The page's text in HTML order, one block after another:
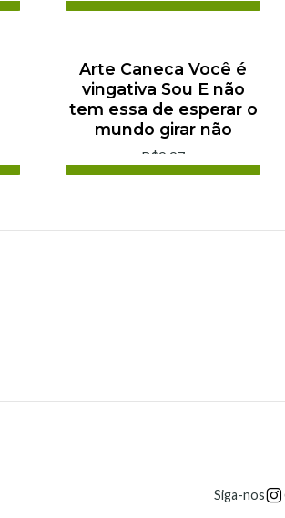
Arte Caneca Você é
vingativa Sou E não
tem essa de esperar o
mundo girar não
R$9,97
Siga-nos